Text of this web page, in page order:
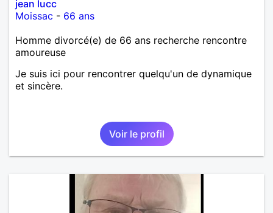
jean lucc
Moissac - 66 ans
Homme divorcé(e) de 66 ans recherche rencontre
amoureuse
Je suis ici pour rencontrer quelqu'un de dynamique
et sincère.
Voir le profil